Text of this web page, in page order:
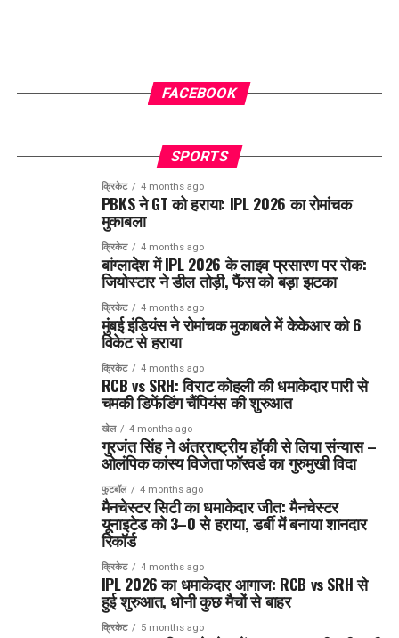
FACEBOOK
SPORTS
क्रिकेट 4 months ago
PBKS ने GT को हराया: IPL 2026 का रोमांचक
मुकाबला
क्रिकेट 4 months ago
बांग्लादेश में IPL 2026 के लाइव प्रसारण पर रोक:
जियोस्टार ने डील तोड़ी, फैंस को बड़ा झटका
क्रिकेट 4 months ago
मुंबई इंडियंस ने रोमांचक मुकाबले में केकेआर को 6
विकेट से हराया
क्रिकेट 4 months ago
RCB vs SRH: विराट कोहली की धमाकेदार पारी से
चमकी डिफेंडिंग चैंपियंस की शुरुआत
खेल 4 months ago
गुरजंत सिंह ने अंतरराष्ट्रीय हॉकी से लिया संन्यास –
ओलंपिक कांस्य विजेता फॉरवर्ड का गुरुमुखी विदा
फुटबॉल 4 months ago
मैनचेस्टर सिटी का धमाकेदार जीत: मैनचेस्टर
यूनाइटेड को 3–0 से हराया, डर्बी में बनाया शानदार
रिकॉर्ड
क्रिकेट 4 months ago
IPL 2026 का धमाकेदार आगाज: RCB vs SRH से
हुई शुरुआत, धोनी कुछ मैचों से बाहर
क्रिकेट 5 months ago